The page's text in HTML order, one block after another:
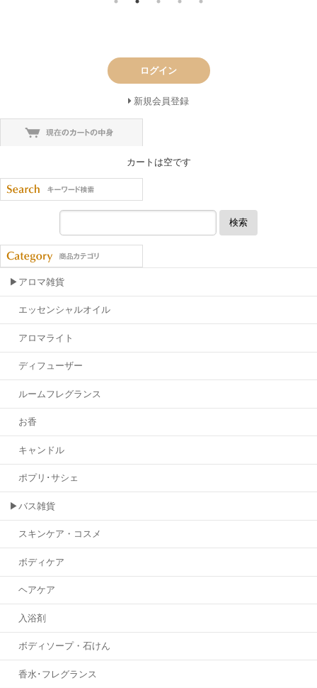
ログイン
新規会員登録
カートは空です
検索
▶アロマ雑貨
エッセンシャルオイル
アロマライト
ディフューザー
ルームフレグランス
お香
キャンドル
ポプリ･サシェ
▶バス雑貨
スキンケア・コスメ
ボディケア
ヘアケア
入浴剤
ボディソープ・石けん
香水･フレグランス